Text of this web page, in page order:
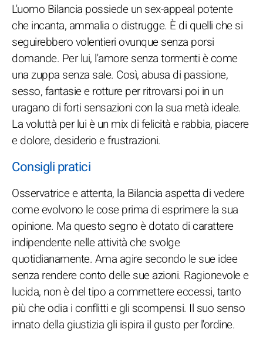
L'uomo Bilancia possiede un sex-appeal potente
che incanta, ammalia o distrugge. È di quelli che si
seguirebbero volentieri ovunque senza porsi
domande. Per lui, l'amore senza tormenti è come
una zuppa senza sale. Così, abusa di passione,
sesso, fantasie e rotture per ritrovarsi poi in un
uragano di forti sensazioni con la sua metà ideale.
La voluttà per lui è un mix di felicità e rabbia, piacere
e dolore, desiderio e frustrazioni.
Consigli pratici
Osservatrice e attenta, la Bilancia aspetta di vedere
come evolvono le cose prima di esprimere la sua
opinione. Ma questo segno è dotato di carattere
indipendente nelle attività che svolge
quotidianamente. Ama agire secondo le sue idee
senza rendere conto delle sue azioni. Ragionevole e
lucida, non è del tipo a commettere eccessi, tanto
più che odia i conflitti e gli scompensi. Il suo senso
innato della giustizia gli ispira il gusto per l'ordine.